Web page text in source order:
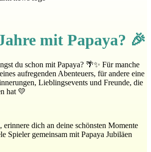
mit Papaya? 🎉
du schon mit Papaya? 🌴✨ Für manche
aufregenden Abenteuers, für andere eine
Lieblingsevents und Freunde, die
hat 💛
erinnere dich an deine schönsten Momente
Spieler gemeinsam mit Papaya Jubiläen